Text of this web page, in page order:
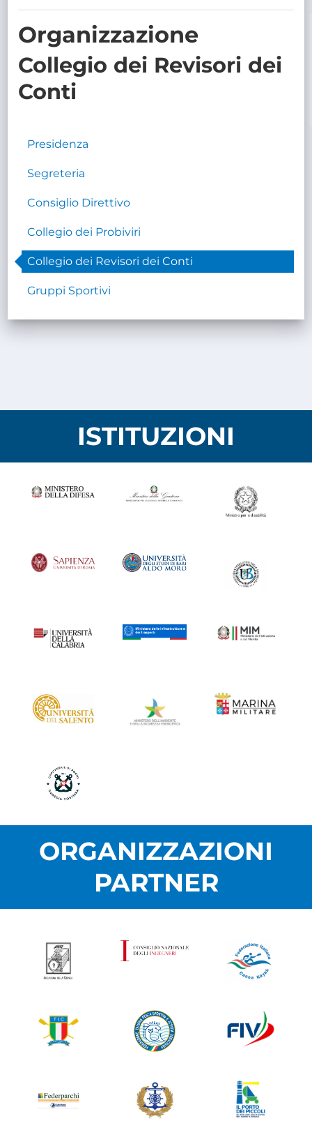
Organizzazione
Collegio dei Revisori dei
Conti
Presidenza
Segreteria
Consiglio Direttivo
Collegio dei Probiviri
Collegio dei Revisori dei Conti
Gruppi Sportivi
ISTITUZIONI
ORGANIZZAZIONI
PARTNER